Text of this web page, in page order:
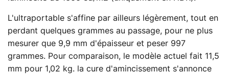
L'ultraportable s'affine par ailleurs légèrement, tout en
perdant quelques grammes au passage, pour ne plus
mesurer que 9,9 mm d'épaisseur et peser 997
grammes. Pour comparaison, le modèle actuel fait 11,5
mm pour 1,02 kg. la cure d'amincissement s'annonce